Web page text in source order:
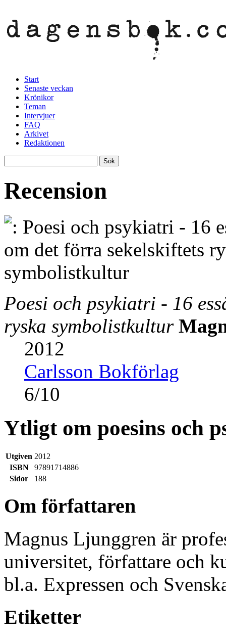
Start
Senaste veckan
Krönikor
Teman
Intervjuer
FAQ
Arkivet
Redaktionen
Recension
Poesi och psykiatri - 16
ryska symbolistkultur
2012
Carlsson Bokförlag
6/10
Ytligt om poesins och
Utgiven 2012
ISBN
97891714886
Sidor
188
Om författaren
Magnus Ljunggren är
universitet, författare och
bl.a. Expressen och
Etiketter